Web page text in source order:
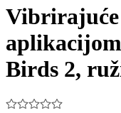
of
4
Vibrirajuće
Birds 2,